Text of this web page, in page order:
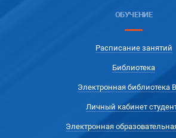
ОБУЧЕНИЕ
Расписание занятий
Библиотека
Электронная библиотека
Личный кабинет
Электронная